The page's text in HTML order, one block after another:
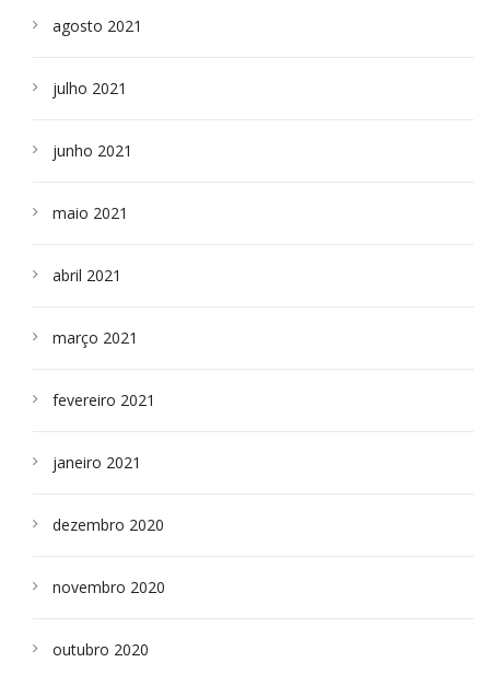
agosto 2021
julho 2021
junho 2021
maio 2021
abril 2021
março 2021
fevereiro 2021
janeiro 2021
dezembro 2020
novembro 2020
outubro 2020